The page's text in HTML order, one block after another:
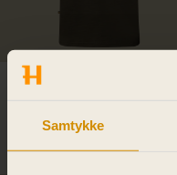
Samtykke
Härkila Base All Season
74.95 EUR